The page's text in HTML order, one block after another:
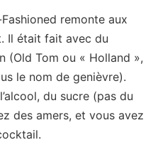
remonte aux
Il était fait avec du
(Old Tom ou « Holland »,
le nom de genièvre).
du sucre (pas du
des amers, et vous avez